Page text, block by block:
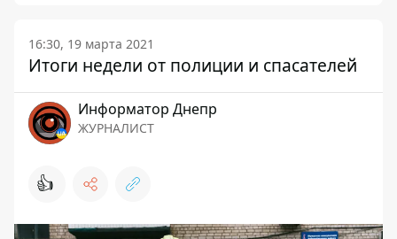
16:30, 19 марта 2021
Итоги недели от полиции и спасателей
Информатор Днепр
ЖУРНАЛИСТ
👍